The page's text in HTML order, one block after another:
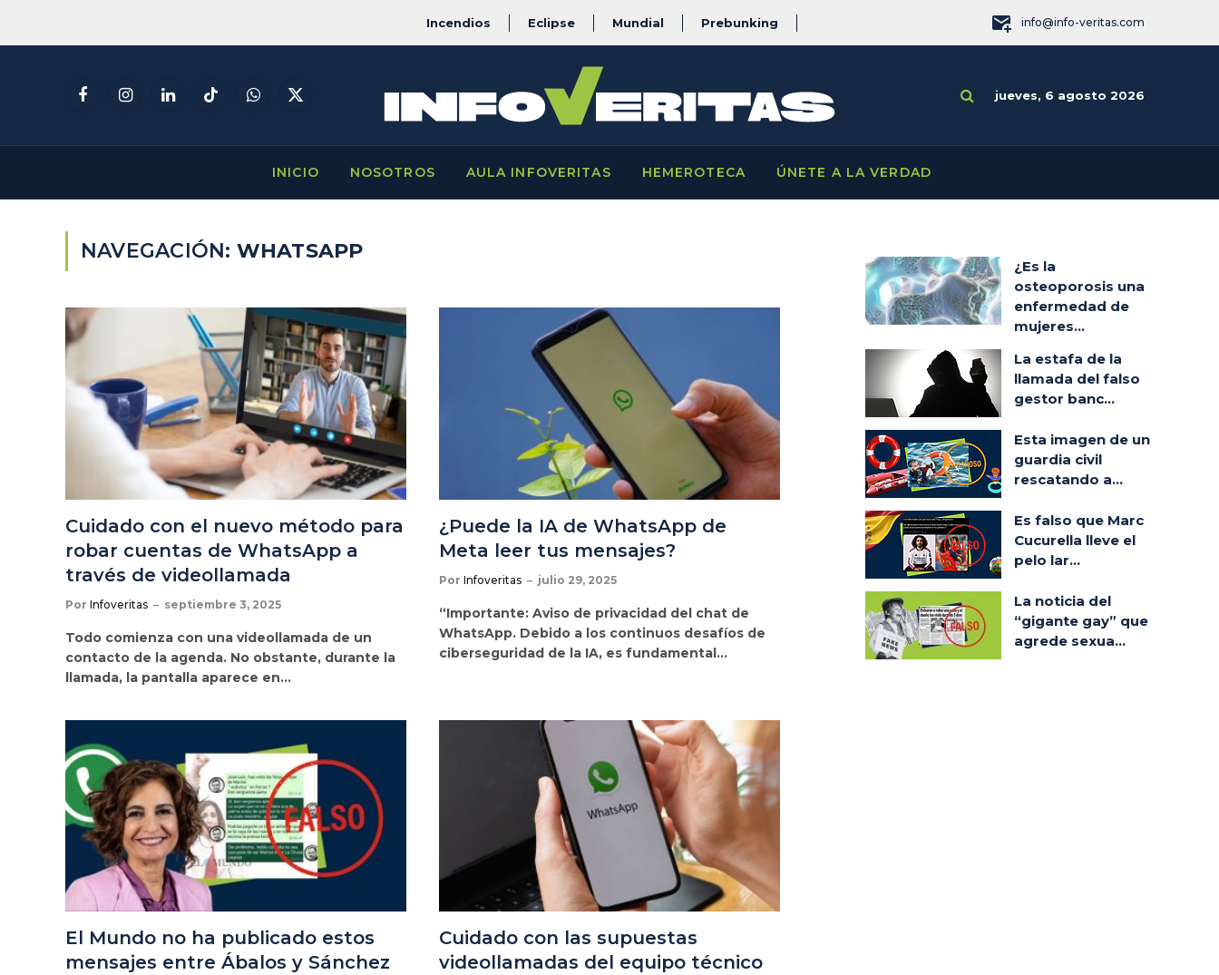
Incendios Eclipse Mundial Prebunking info@info-veritas.com
FacebookInstagramLinkedInTikTokWhatsApp
X
jueves, 6 agosto 2026
INICIO NOSOTROS AULA INFOVERITAS HEMEROTECA ÚNETE A LA VERDAD
NAVEGACIÓN: WHATSAPP
Cuidado con el nuevo método para
robar cuentas de WhatsApp a
través de videollamada
Por Infoveritas septiembre 3, 2025
Todo comienza con una videollamada de un
contacto de la agenda. No obstante, durante la
llamada, la pantalla aparece en…
¿Puede la IA de WhatsApp de
Meta leer tus mensajes?
Por Infoveritas julio 29, 2025
“Importante: Aviso de privacidad del chat de
WhatsApp. Debido a los continuos desafíos de
ciberseguridad de la IA, es fundamental…
El Mundo no ha publicado estos
mensajes entre Ábalos y Sánchez
Cuidado con las supuestas
videollamadas del equipo técnico
¿Es la
osteoporosis una
enfermedad de
mujeres...
La estafa de la
llamada del falso
gestor banc...
Esta imagen de un
guardia civil
rescatando a...
Es falso que Marc
Cucurella lleve el
pelo lar...
La noticia del
“gigante gay” que
agrede sexua...